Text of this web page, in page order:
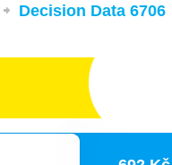
Decision Data 6706